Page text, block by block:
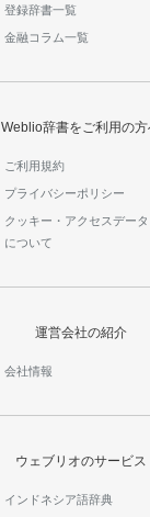
登録辞書一覧
金融コラム一覧
Weblio辞書をご利用の方
ご利用規約
プライバシーポリシー
クッキー・アクセスデータ
について
運営会社の紹介
会社情報
ウェブリオのサービス
インドネシア語辞典